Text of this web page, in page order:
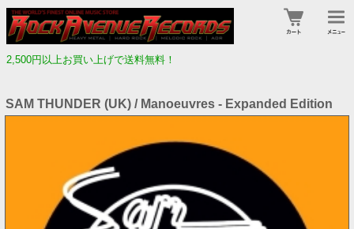
2,500円以上お買い上げで送料無料！
SAM THUNDER (UK) / Manoeuvres - Expanded Edition